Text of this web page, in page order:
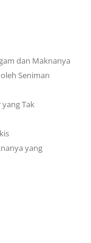
dan Maknanya
Seniman
Tak
yang